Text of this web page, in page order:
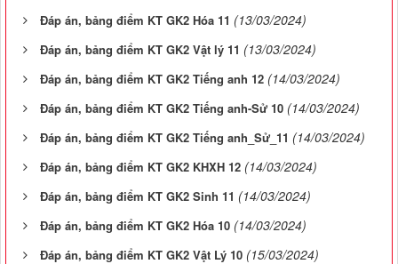
Đáp án, bảng điểm KT GK2 Hóa 11 (13/03/2024)
Đáp án, bảng điểm KT GK2 Vật lý 11 (13/03/2024)
Đáp án, bảng điểm KT GK2 Tiếng anh 12 (14/03/2024)
Đáp án, bảng điểm KT GK2 Tiếng anh-Sử 10 (14/03/2024)
Đáp án, bảng điểm KT GK2 Tiếng anh_Sử_11 (14/03/2024)
Đáp án, bảng điểm KT GK2 KHXH 12 (14/03/2024)
Đáp án, bảng điểm KT GK2 Sinh 11 (14/03/2024)
Đáp án, bảng điểm KT GK2 Hóa 10 (14/03/2024)
Đáp án, bảng điểm KT GK2 Vật Lý 10 (15/03/2024)